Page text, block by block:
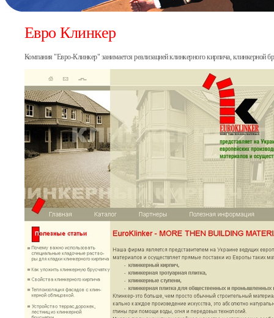
Евро Клинкер
Компания "Евро-Клинкер" занимается реализацией клинкерного кирпича, клинкерной